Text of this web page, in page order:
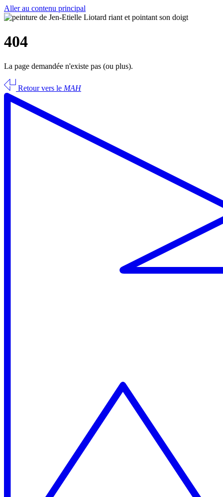
Aller au contenu principal
404
La page demandée n'existe pas (ou plus).
Retour vers le MAH